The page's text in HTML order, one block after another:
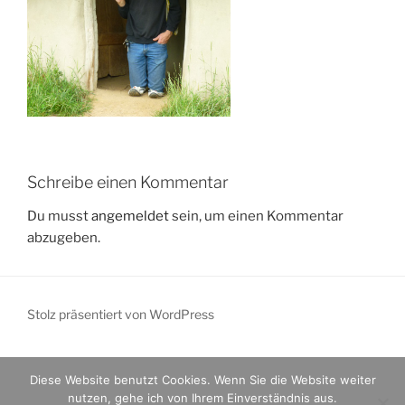
Schreibe einen Kommentar
Du musstangemeldetsein, um einen Kommentar
abzugeben.
Stolz präsentiert von WordPress
Diese Website benutzt Cookies. Wenn Sie die Website weiter
nutzen, gehe ich von Ihrem Einverständnis aus.